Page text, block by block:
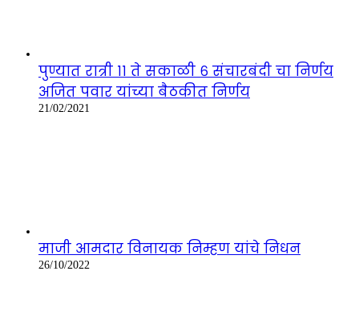
पुण्यात रात्री ११ ते सकाळी ६ संचारबंदी चा निर्णय
अजित पवार यांच्या बैठकीत निर्णय
21/02/2021
माजी आमदार विनायक निम्हण यांचे निधन
26/10/2022